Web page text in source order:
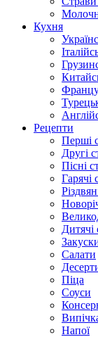
Кухня
Рецепти
Перші
Другі
Пісні
Гарячі
Дитячі
Салати
Піца
Соуси
Напої